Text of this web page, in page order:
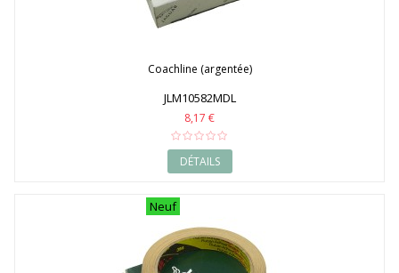
Coachline (argentée)
JLM10582MDL
8,17 €
DÉTAILS
Neuf